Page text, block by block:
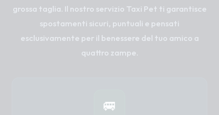
grossa taglia. Il nostro servizio Taxi Pet ti garantisce
spostamenti sicuri, puntuali e pensati
esclusivamente per il benessere del tuo amico a
quattro zampe.
🚐